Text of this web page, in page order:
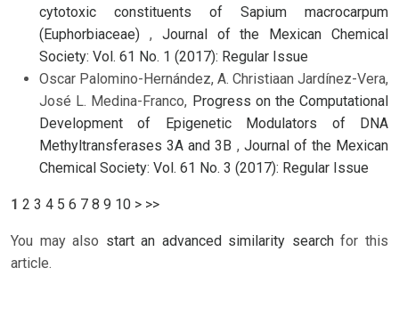
cytotoxic constituents of Sapium macrocarpum
(Euphorbiaceae) , Journal of the Mexican Chemical
Society: Vol. 61 No. 1 (2017): Regular Issue
Oscar Palomino-Hernández, A. Christiaan Jardínez-Vera,
José L. Medina-Franco, Progress on the Computational
Development of Epigenetic Modulators of DNA
Methyltransferases 3A and 3B , Journal of the Mexican
Chemical Society: Vol. 61 No. 3 (2017): Regular Issue
1 2 3 4 5 6 7 8 9 10 > >>
You may also start an advanced similarity searchfor this
article.